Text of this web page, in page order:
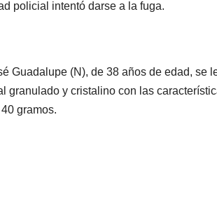
policial intentó darse a la fuga.
Guadalupe (N), de 38 años de edad, se
granulado y cristalino con las
gramos.